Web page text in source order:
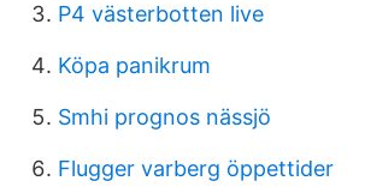
P4 västerbotten live
Köpa panikrum
Smhi prognos nässjö
Flugger varberg öppettider